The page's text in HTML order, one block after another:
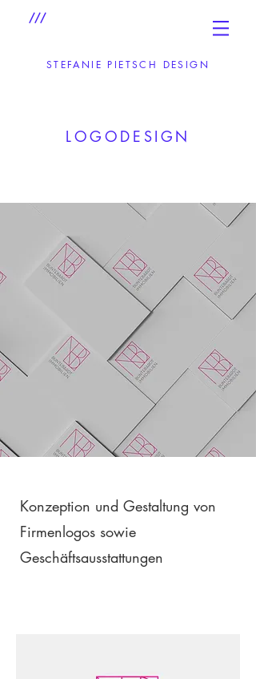
///
STEFANIE PIETSCH DESIGN
LOGODESIGN
Konzeption und Gestaltung von
Firmenlogos sowie
Geschäftsausstattungen